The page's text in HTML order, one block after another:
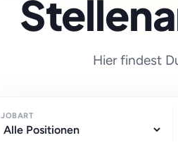
Hier findest
JOBART